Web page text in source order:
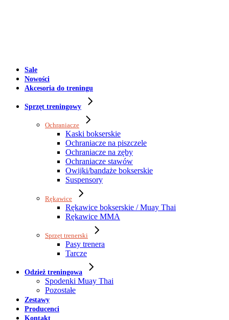
Sale
Nowości
Akcesoria do treningu
Sprzęt treningowy
Ochraniacze
Kaski bokserskie
Ochraniacze na piszczele
Ochraniacze na zęby
Ochraniacze stawów
Owijki/bandaże bokserskie
Suspensory
Rękawice
Rękawice bokserskie / Muay Thai
Rękawice MMA
Sprzęt trenerski
Pasy trenera
Tarcze
Odzież treningowa
Spodenki Muay Thai
Pozostałe
Zestawy
Producenci
Kontakt